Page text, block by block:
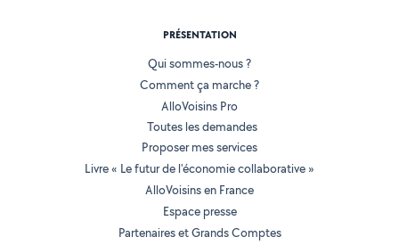
PRÉSENTATION
Qui sommes-nous ?
Comment ça marche ?
AlloVoisins Pro
Toutes les demandes
Proposer mes services
Livre « Le futur de l'économie collaborative »
AlloVoisins en France
Espace presse
Partenaires et Grands Comptes